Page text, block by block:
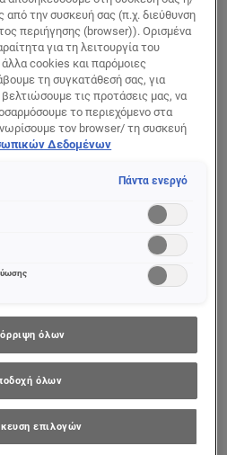
για Μήκος & Όγκο
ΠΡΟΒΟΛΉ ΠΡΟΪΌΝΤΟΣ
Telescopic Lift
από την συσκευή σας (π.χ. διεύθυνση
περιήγησης (browser)). Ορισμένα
για τη λειτουργία του
cookies και παρόμοιες
τη συγκατάθεσή σας, για
τις προτάσεις μας, να
το περιεχόμενο στα
τον browser/ τη συσκευή
με τα ενδιαφέροντά σας και να σας
να αποδεχθείτε cookies τα
και να αποθηκεύσετε τις
επιλογών»). Μπορείτε επίσης, ανά
να ρυθμίσετε εκ νέου τις επιλογές
να βρείτε στην
Δεδομένων
Πάντα ενεργό
όλων
όλων
επιλογών